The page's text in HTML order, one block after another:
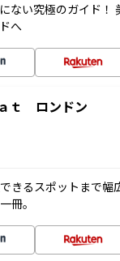
ない究極のガイド！
へ
ｔ ロンドン
きるスポットまで
冊。